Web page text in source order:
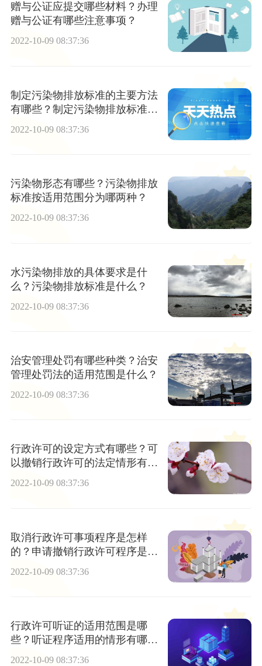
赠与公证应提交哪些材料？办理
赠与公证有哪些注意事项？
2022-10-09 08:37:36
制定污染物排放标准的主要方法
有哪些？制定污染物排放标准的
2022-10-09 08:37:36
污染物形态有哪些？污染物排放
标准按适用范围分为哪两种？
2022-10-09 08:37:36
水污染物排放的具体要求是什
么？污染物排放标准是什么？
2022-10-09 08:37:36
治安管理处罚有哪些种类？治安
管理处罚法的适用范围是什么？
2022-10-09 08:37:36
行政许可的设定方式有哪些？可
以撤销行政许可的法定情形有哪
些？
2022-10-09 08:37:36
取消行政许可事项程序是怎样
的？申请撤销行政许可程序是什
2022-10-09 08:37:36
行政许可听证的适用范围是哪
些？听证程序适用的情形有哪
些？
2022-10-09 08:37:36